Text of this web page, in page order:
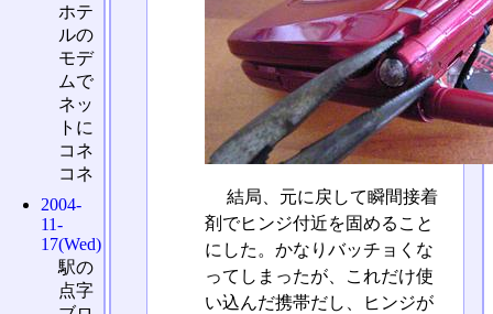
結局、元に戻して瞬間接着
剤でヒンジ付近を固めること
にした。かなりバッチョくな
ってしまったが、これだけ使
い込んだ携帯だし、ヒンジが
ホテ
ルの
モデ
ムで
ネッ
トに
コネ
コネ
2004-
11-
17(Wed)
駅の
点字